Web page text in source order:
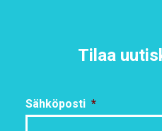
Tilaa
Sähköposti *